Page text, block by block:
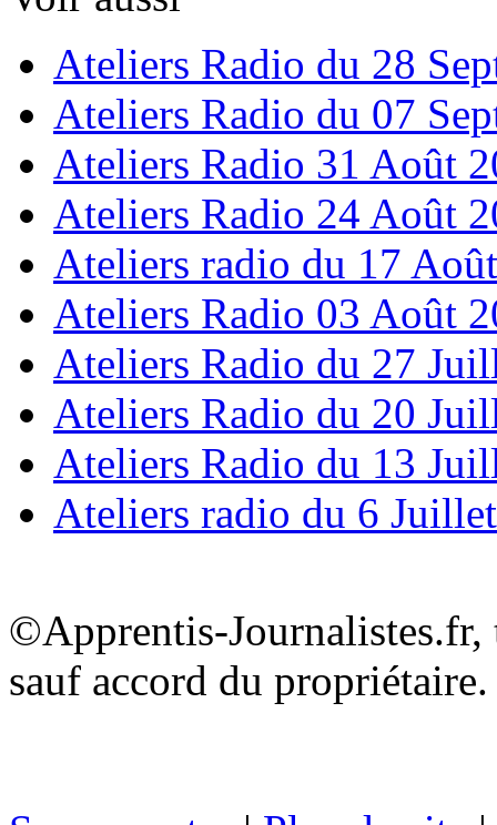
Ateliers Radio du 28
Ateliers Radio du 07
Ateliers Radio 31 Août
Ateliers Radio 24 Août
Ateliers radio du 17
Ateliers Radio 03 Août
Ateliers Radio du 27
Ateliers Radio du 20
Ateliers Radio du 13
Ateliers radio du 6
©Apprentis-
sauf accord du propriétaire.